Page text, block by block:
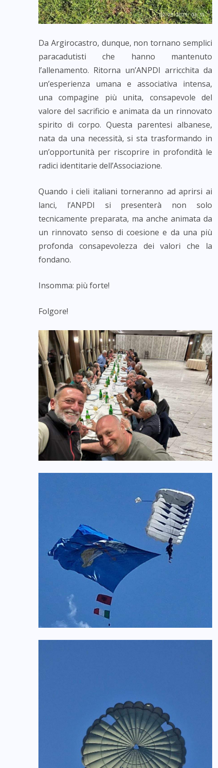
Da Argirocastro, dunque, non tornano semplici
paracadutisti che hanno mantenuto
l’allenamento. Ritorna un’ANPDI arricchita da
un’esperienza umana e associativa intensa,
una compagine più unita, consapevole del
valore del sacrificio e animata da un rinnovato
spirito di corpo. Questa parentesi albanese,
nata da una necessità, si sta trasformando in
un’opportunità per riscoprire in profondità le
radici identitarie dell’Associazione.
Quando i cieli italiani torneranno ad aprirsi ai
lanci, l’ANPDI si presenterà non solo
tecnicamente preparata, ma anche animata da
un rinnovato senso di coesione e da una più
profonda consapevolezza dei valori che la
fondano.
Insomma: più forte!
Folgore!